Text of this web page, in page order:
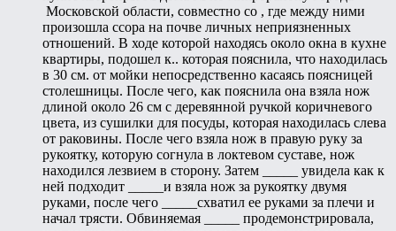
Московской области, совместно со , где между ними
произошла ссора на почве личных неприязненных
отношений. В ходе которой находясь около окна в кухне
квартиры, подошел к.. которая пояснила, что находилась
в 30 см. от мойки непосредственно касаясь поясницей
столешницы. После чего, как пояснила она взяла нож
длиной около 26 см с деревянной ручкой коричневого
цвета, из сушилки для посуды, которая находилась слева
от раковины. После чего взяла нож в правую руку за
рукоятку, которую согнула в локтевом суставе, нож
находился лезвием в сторону. Затем _____ увидела как к
ней подходит _____и взяла нож за рукоятку двумя
руками, после чего _____схватил ее руками за плечи и
начал трясти. Обвиняемая _____ продемонстрировала,